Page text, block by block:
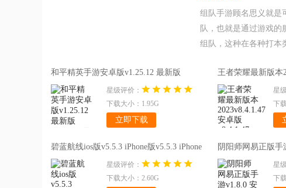
组队手游顾名思义就是
队，也就是通过游戏
组队，这种在各种打本
的卡牌游戏基本在打
组队手游让你体验多
[更多]
和平精英手游安卓版v1.25.12 最新版
v1.25.12 最新版 星级评价：
下载大小：1.95G
立即下载
王者荣耀最新版本
v8.4.1.47 安卓版星
下
碧蓝航线ios版v5.5.3 iPhone版v5.5.3 iPhone
版
星级评价：
下载大小：2.60G
阴阳师网易正版手
安卓版
星
下